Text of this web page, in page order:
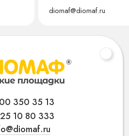
diomaf@diomaf.ru
350 35 13
10 80 333